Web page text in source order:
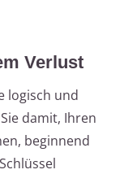
Verlust
logisch und
damit, Ihren
beginnend